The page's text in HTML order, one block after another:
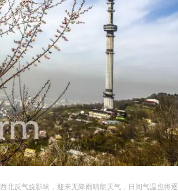
北反气旋影响，迎来无降雨晴朗天气，日间气温也将逐